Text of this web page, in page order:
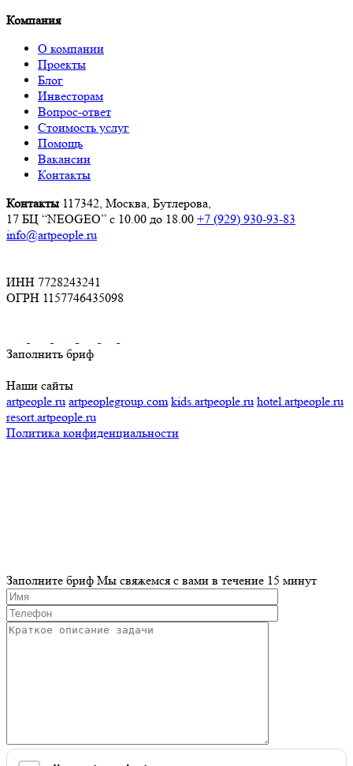
Компания
О компании
Проекты
Блог
Инвесторам
Вопрос-ответ
Стоимость услуг
Помощь
Вакансии
Контакты
Контакты 117342, Москва, Бутлерова,
17 БЦ “NEOGEO” с 10.00 до 18.00 +7 (929) 930-93-83
info@artpeople.ru
ИНН 7728243241
ОГРН 1157746435098
Заполнить бриф
Наши сайты
artpeople.ru artpeoplegroup.com kids.artpeople.ru hotel.artpeople.ru
resort.artpeople.ru
Политика конфиденциальности
Заполните бриф Мы свяжемся с вами в течение 15 минут